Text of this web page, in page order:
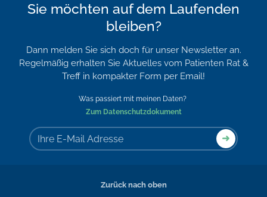
Sie möchten auf dem Laufenden
bleiben?
Dann melden Sie sich doch für unser Newsletter an.
Regelmäßig erhalten Sie Aktuelles vom Patienten Rat &
Treff in kompakter Form per Email!
Was passiert mit meinen Daten?
Zum Datenschutzdokument
Zurück nach oben